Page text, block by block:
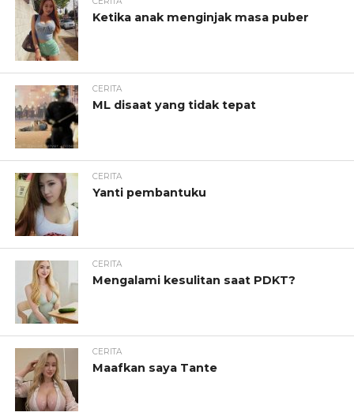
Ketika anak menginjak masa puber
CERITA
ML disaat yang tidak tepat
CERITA
Yanti pembantuku
CERITA
Mengalami kesulitan saat PDKT?
CERITA
Maafkan saya Tante